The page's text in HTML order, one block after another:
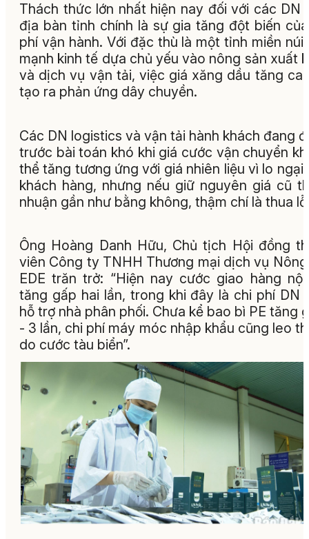
Thách thức lớn nhất hiện nay đối với các DN
địa bàn tỉnh chính là sự gia tăng đột biến
phí vận hành. Với đặc thù là một tỉnh miền
mạnh kinh tế dựa chủ yếu vào nông sản xuất
và dịch vụ vận tải, việc giá xăng dầu tăng
tạo ra phản ứng dây chuyền.
Các DN logistics và vận tải hành khách đang
trước bài toán khó khi giá cước vận chuyển
thể tăng tương ứng với giá nhiên liệu vì lo ngại
khách hàng, nhưng nếu giữ nguyên giá cũ
nhuận gần như bằng không, thậm chí là thua
Ông Hoàng Danh Hữu, Chủ tịch Hội đồng
viên Công ty TNHH Thương mại dịch vụ
EDE trăn trở: “Hiện nay cước giao hàng
tăng gấp hai lần, trong khi đây là chi phí DN
hỗ trợ nhà phân phối. Chưa kể bao bì PE tăng
- 3 lần, chi phí máy móc nhập khẩu cũng leo
do cước tàu biển”.